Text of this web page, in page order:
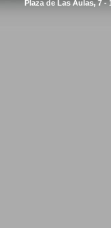
Plaza de Las Aulas, 7 -